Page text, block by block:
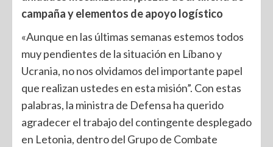
campaña y elementos de apoyo logístico
«Aunque en las últimas semanas estemos todos
muy pendientes de la situación en Líbano y
Ucrania, no nos olvidamos del importante papel
que realizan ustedes en esta misión”. Con estas
palabras, la ministra de Defensa ha querido
agradecer el trabajo del contingente desplegado
en Letonia, dentro del Grupo de Combate